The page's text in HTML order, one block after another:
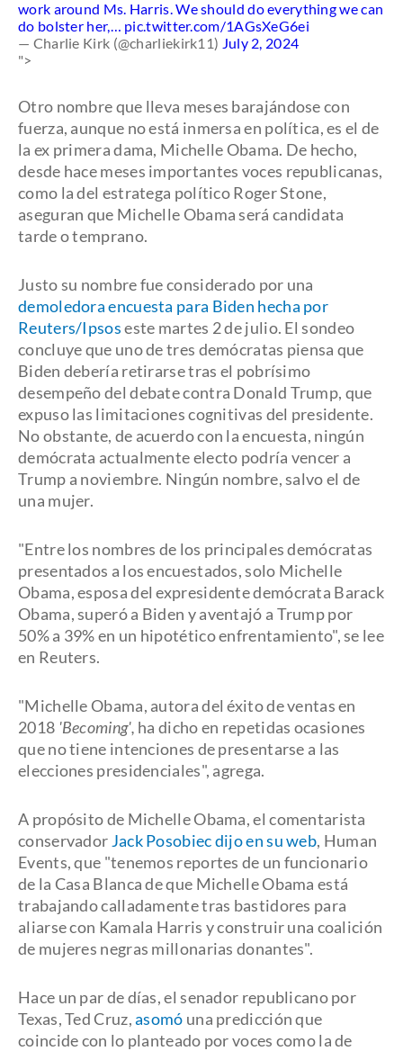
work around Ms. Harris. We should do everything we can
do bolster her,… pic.twitter.com/1AGsXeG6ei
— Charlie Kirk (@charliekirk11) July 2, 2024
">
Otro nombre que lleva meses barajándose con
fuerza, aunque no está inmersa en política, es el de
la ex primera dama, Michelle Obama. De hecho,
desde hace meses importantes voces republicanas,
como la del estratega político Roger Stone,
aseguran que Michelle Obama será candidata
tarde o temprano.
Justo su nombre fue considerado por una
demoledora encuesta para Biden hecha por
Reuters/Ipsoseste martes 2 de julio. El sondeo
concluye que uno de tres demócratas piensa que
Biden debería retirarse tras el pobrísimo
desempeño del debate contra Donald Trump, que
expuso las limitaciones cognitivas del presidente.
No obstante, de acuerdo con la encuesta, ningún
demócrata actualmente electo podría vencer a
Trump a noviembre. Ningún nombre, salvo el de
una mujer.
"Entre los nombres de los principales demócratas
presentados a los encuestados, solo Michelle
Obama, esposa del expresidente demócrata Barack
Obama, superó a Biden y aventajó a Trump por
50% a 39% en un hipotético enfrentamiento", se lee
en Reuters.
"Michelle Obama, autora del éxito de ventas en
2018 'Becoming', ha dicho en repetidas ocasiones
que no tiene intenciones de presentarse a las
elecciones presidenciales", agrega.
A propósito de Michelle Obama, el comentarista
conservador Jack Posobiec dijo en su web, Human
Events, que "tenemos reportes de un funcionario
de la Casa Blanca de que Michelle Obama está
trabajando calladamente tras bastidores para
aliarse con Kamala Harris y construir una coalición
de mujeres negras millonarias donantes".
Hace un par de días, el senador republicano por
Texas, Ted Cruz,asomó una predicción que
coincide con lo planteado por voces como la de